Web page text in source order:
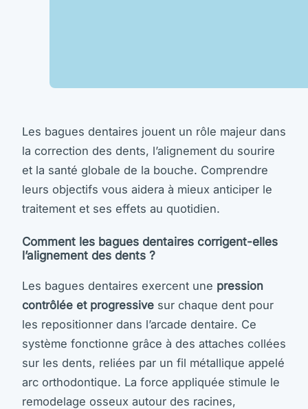
Les bagues dentaires jouent un rôle majeur dans
la correction des dents, l’alignement du sourire
et la santé globale de la bouche. Comprendre
leurs objectifs vous aidera à mieux anticiper le
traitement et ses effets au quotidien.
Comment les bagues dentaires corrigent-elles
l’alignement des dents ?
Les bagues dentaires exercent une pression
contrôlée et progressive sur chaque dent pour
les repositionner dans l’arcade dentaire. Ce
système fonctionne grâce à des attaches collées
sur les dents, reliées par un fil métallique appelé
arc orthodontique. La force appliquée stimule le
remodelage osseux autour des racines,